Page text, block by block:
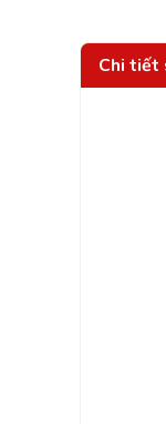
Chi tiết